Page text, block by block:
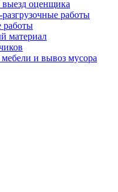
оценщика
работы
работы
материал
и вывоз мусора